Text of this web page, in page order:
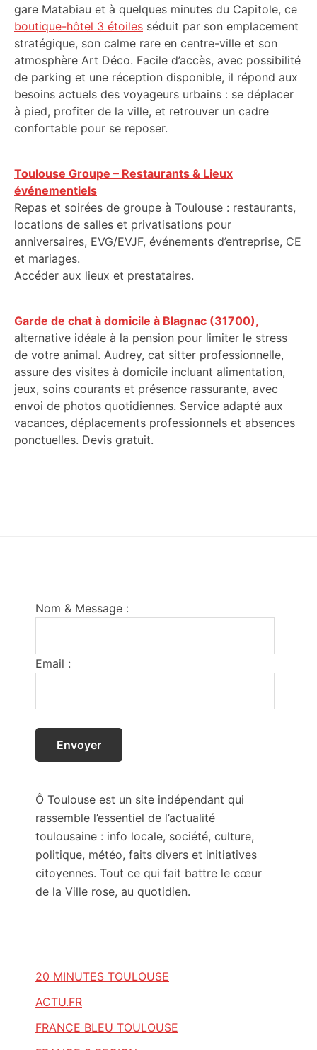
gare Matabiau et à quelques minutes du Capitole, ce
boutique-hôtel 3 étoiles séduit par son emplacement
stratégique, son calme rare en centre-ville et son
atmosphère Art Déco. Facile d’accès, avec possibilité
de parking et une réception disponible, il répond aux
besoins actuels des voyageurs urbains : se déplacer
à pied, profiter de la ville, et retrouver un cadre
confortable pour se reposer.
Toulouse Groupe – Restaurants & Lieux
événementiels
Repas et soirées de groupe à Toulouse : restaurants,
locations de salles et privatisations pour
anniversaires, EVG/EVJF, événements d’entreprise, CE
et mariages.
Accéder aux lieux et prestataires.
Garde de chat à domicile à Blagnac (31700),
alternative idéale à la pension pour limiter le stress
de votre animal. Audrey, cat sitter professionnelle,
assure des visites à domicile incluant alimentation,
jeux, soins courants et présence rassurante, avec
envoi de photos quotidiennes. Service adapté aux
vacances, déplacements professionnels et absences
ponctuelles. Devis gratuit.
Nom & Message :
Email :
Ô Toulouse est un site indépendant qui
rassemble l’essentiel de l’actualité
toulousaine : info locale, société, culture,
politique, météo, faits divers et initiatives
citoyennes. Tout ce qui fait battre le cœur
de la Ville rose, au quotidien.
20 MINUTES TOULOUSE
ACTU.FR
FRANCE BLEU TOULOUSE